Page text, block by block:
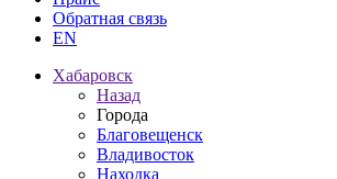
Обратная связь
EN
Хабаровск
Назад
Города
Благовещенск
Владивосток
Находка